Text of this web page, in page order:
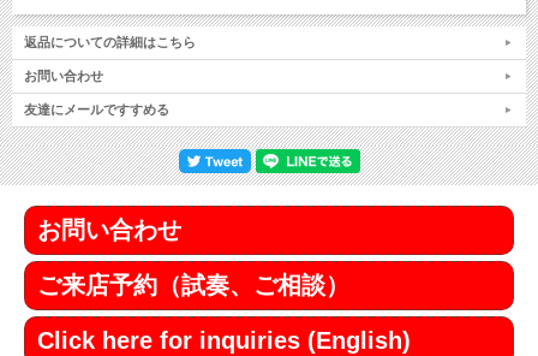
返品についての詳細はこちら
お問い合わせ
友達にメールですすめる
お問い合わせ
ご来店予約（試奏、ご相談）
Click here for inquiries (English)